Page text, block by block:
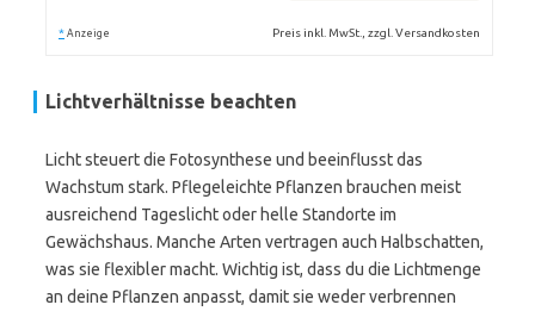
* Anzeige Preis inkl. MwSt., zzgl. Versandkosten
Lichtverhältnisse beachten
Licht steuert die Fotosynthese und beeinflusst das
Wachstum stark. Pflegeleichte Pflanzen brauchen meist
ausreichend Tageslicht oder helle Standorte im
Gewächshaus. Manche Arten vertragen auch Halbschatten,
was sie flexibler macht. Wichtig ist, dass du die Lichtmenge
an deine Pflanzen anpasst, damit sie weder verbrennen